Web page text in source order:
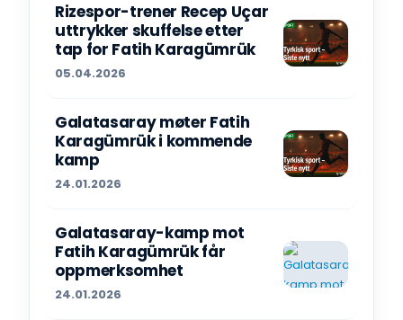
Rizespor-trener Recep Uçar
uttrykker skuffelse etter
tap for Fatih Karagümrük
05.04.2026
Galatasaray møter Fatih
Karagümrük i kommende
kamp
24.01.2026
Galatasaray-kamp mot
Fatih Karagümrük får
oppmerksomhet
24.01.2026